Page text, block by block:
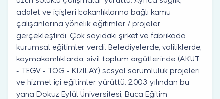
adalet ve içişleri bakanlıklarına bağlı kamu
çalışanlarına yönelik eğitimler / projeler
gerçekleştirdi. Çok sayıdaki şirket ve fabrikada
kurumsal eğitimler verdi. Belediyelerde, valiliklerde,
kaymakamlıklarda, sivil toplum örgütlerinde (AKUT
- TEGV - TOG - KIZILAY) sosyal sorumluluk projeleri
ve hizmet içi eğitimler yürüttü. 2003 yılından bu
yana Dokuz Eylül Üniversitesi, Buca Eğitim